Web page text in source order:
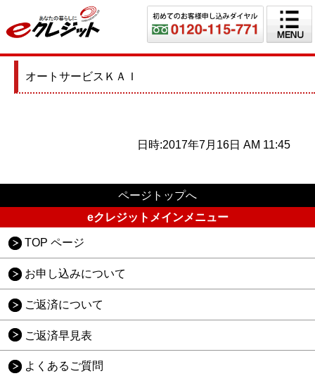
オートサービスＫＡＩ
日時:2017年7月16日 AM 11:45
ページトップへ
eクレジットメインメニュー
TOP ページ
お申し込みについて
ご返済について
ご返済早見表
よくあるご質問